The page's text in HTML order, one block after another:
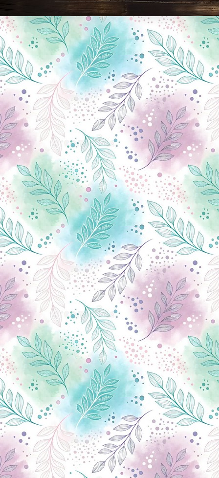
Новини Чернігова, Чернігівські новини, Чернігівський формат, новини Чернігова, події в Чернігові: політика, економіка, аналітика, культура, відеоновини, екологія, спортивний Чернігів, туризм, Чернігів